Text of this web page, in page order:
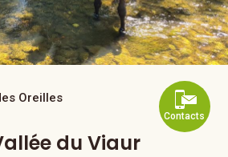
Contacts
Oreilles
du Viaur